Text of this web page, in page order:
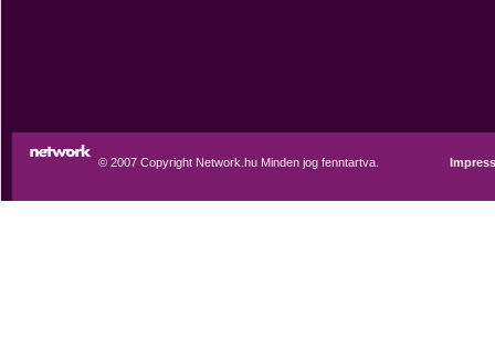
© 2007 Copyright Network.hu Minden jog fenntartva.